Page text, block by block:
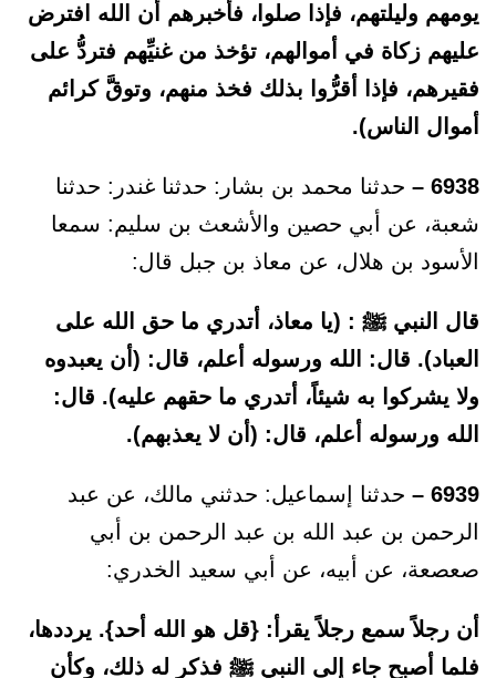
يومهم وليلتهم، فإذا صلوا، فأخبرهم أن الله افترض
عليهم زكاة في أموالهم، تؤخذ من غنيِّهم فتردُّ على
فقيرهم، فإذا أقرُّوا بذلك فخذ منهم، وتوقَّ كرائم
أموال الناس).
6938 –
حدثنا محمد بن بشار: حدثنا غندر: حدثنا
شعبة، عن أبي حصين والأشعث بن سليم: سمعا
الأسود بن هلال، عن معاذ بن جبل قال:
قال النبي ﷺ : (يا معاذ، أتدري ما حق الله على
العباد). قال: الله ورسوله أعلم، قال: (أن يعبدوه
ولا يشركوا به شيئاً، أتدري ما حقهم عليه). قال:
الله ورسوله أعلم، قال: (أن لا يعذبهم).
6939 –
حدثنا إسماعيل: حدثني مالك، عن عبد
الرحمن بن عبد الله بن عبد الرحمن بن أبي
صعصعة، عن أبيه، عن أبي سعيد الخدري:
أن رجلاً سمع رجلاً يقرأ: {قل هو الله أحد}. يرددها،
فلما أصبح جاء إلى النبي ﷺ فذكر له ذلك، وكأن